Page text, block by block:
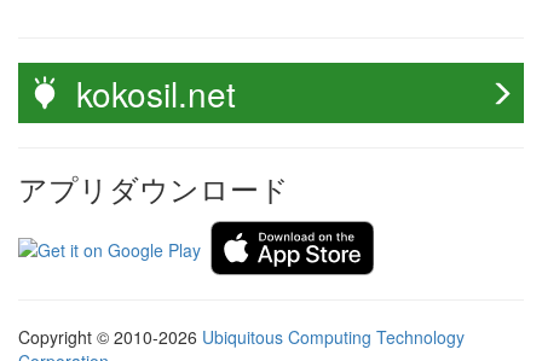
kokosil.net
アプリダウンロード
Copyright © 2010-2026 Ubiquitous Computing Technology